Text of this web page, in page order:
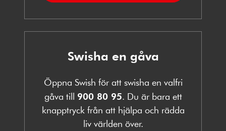
Swisha en gåva
Öppna Swish för att swisha en valfri
gåva till 900 80 95. Du är bara ett
knapptryck från att hjälpa och rädda
liv världen över.